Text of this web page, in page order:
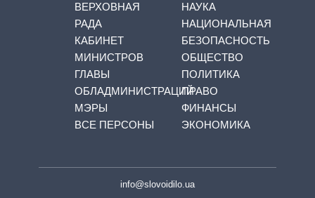
ВЕРХОВНАЯ
РАДА
КАБИНЕТ
МИНИСТРОВ
ГЛАВЫ
ОБЛАДМИНИСТРАЦИЙ
МЭРЫ
ВСЕ ПЕРСОНЫ
НАУКА
НАЦИОНАЛЬНАЯ
БЕЗОПАСНОСТЬ
ОБЩЕСТВО
ПОЛИТИКА
ПРАВО
ФИНАНСЫ
ЭКОНОМИКА
info@slovoidilo.ua